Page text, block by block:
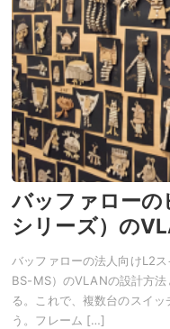
バッファローの
シリーズ）の
バッファローの法人向けL2
BS-MS）のVLANの設計方
る。これで、複数台のスイ
う。フレーム […]